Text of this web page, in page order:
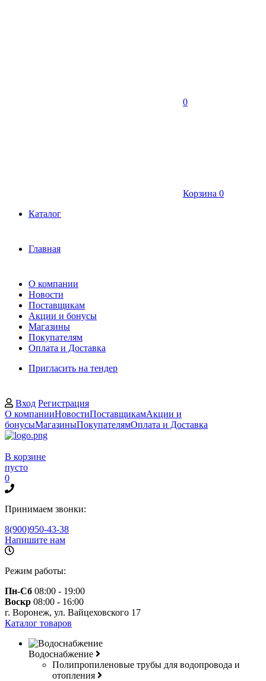
0
Корзина 0
Каталог
Главная
О компании
Новости
Поставщикам
Акции и бонусы
Магазины
Покупателям
Оплата и Доставка
Пригласить на тендер
Вход Регистрация
О компанииНовостиПоставщикамАкции и
бонусыМагазиныПокупателямОплата и Доставка
В корзине
пусто
0
Принимаем звонки:
8(900)950-43-38
Напишите нам
Режим работы:
Пн-Сб 08:00 - 19:00
Воскр 08:00 - 16:00
г. Воронеж, ул. Вайцеховского 17
Каталог товаров
Водоснабжение
Полипропиленовые трубы для водопровода и
отопления